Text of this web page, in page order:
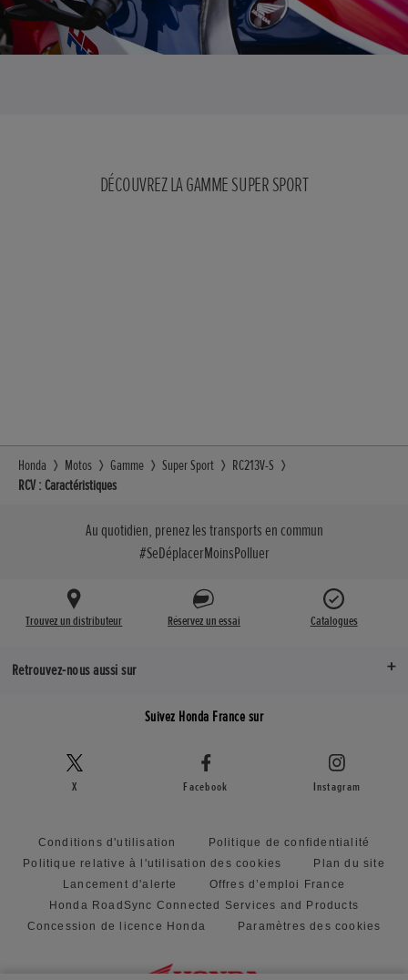
DÉCOUVREZ LA GAMME SUPER SPORT
Honda Motos Gamme Super Sport
RC213V-S
RCV : Caractéristiques
Au quotidien, prenez les transports en commun
#SeDéplacerMoinsPolluer
Trouvez un distributeur Réservez un essai Catalogues
Retrouvez-nous aussi sur
Suivez Honda France sur
X Facebook Instagram
Conditions d'utilisation
Politique de confidentialité
Politique relative à l'utilisation des cookies
Plan du site
Lancement d'alerte
Offres d’emploi France
Honda RoadSync Connected Services and Products
Concession de licence Honda
Paramètres des cookies